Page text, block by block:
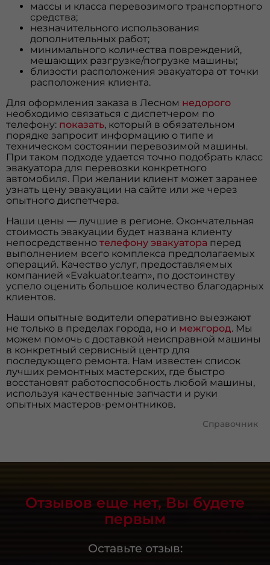
массы и класса перевозимого транспортного
средства;
незначительного использования
дополнительных работ;
минимального количества повреждений,
мешающих разгрузке/погрузке машины;
близости расположения эвакуатора от точки
расположения клиента.
Для оформления заказа в Лесном недорого
необходимо связаться с диспетчером по
телефону: показать, который в обязательном
порядке запросит информацию о типе и
техническом состоянии перевозимой машины.
При таком подходе удается точно подобрать класс
эвакуатора для перевозки конкретного
автомобиля. При желании клиент может заранее
узнать цену эвакуации на сайте или же через
опытного диспетчера.
Наши цены — лучшие в регионе. Окончательная
стоимость эвакуации будет названа клиенту
непосредственнотелефону эвакуатора перед
выполнением всего комплекса предполагаемых
операций. Качество услуг, предоставляемых
компанией «Evakuator.team», по достоинству
успело оценить большое количество благодарных
клиентов.
Наши опытные водители оперативно выезжают
не только в пределах города, но и межгород. Мы
можем помочь с доставкой неисправной машины
в конкретный сервисный центр для
последующего ремонта. Нам известен список
лучших ремонтных мастерских, где быстро
восстановят работоспособность любой машины,
используя качественные запчасти и руки
опытных мастеров-ремонтников.
Справочник
Отзывов еще нет, Вы будете
первым
Оставьте отзыв: